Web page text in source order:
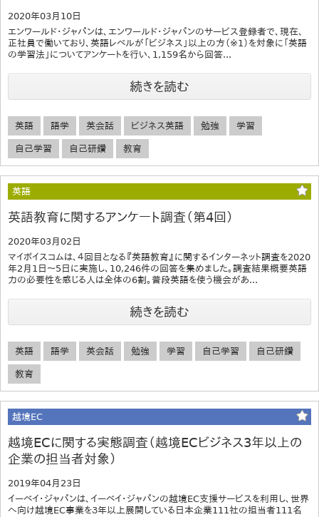
2020年03月10日
エンワールド・ジャパンは、エンワールド・ジャパンのサービス登録者で、現在、
正社員で働いており、英語レベルが「ビジネス」以上の方（※1）を対象に「英語
の学習法」についてアンケートを行い、1,159名から回答...
続きを読む
英語 語学 英会話 ビジネス英語 勉強 学習
自己学習 自己研鑽 教育
英語
英語教育に関するアンケート調査（第4回）
2020年03月02日
マイボイスコムは、４回目となる『英語教育』に関するインターネット調査を2020
年2月1日～5日に実施し、10,246件の回答を集めました。調査結果概要英語
力の必要性を感じる人は全体の6割。普段英語を使う機会があ...
続きを読む
英語 語学 英会話 勉強 学習 自己学習 自己研鑽
教育
越境EC
越境ECに関する実態調査（越境ECビジネス3年以上の
企業の担当者対象）
2019年04月23日
イーベイ・ジャパンは、イーベイ・ジャパンの越境EC支援サービスを利用し、世界
へ向け越境EC事業を３年以上展開している日本企業111社の担当者111名